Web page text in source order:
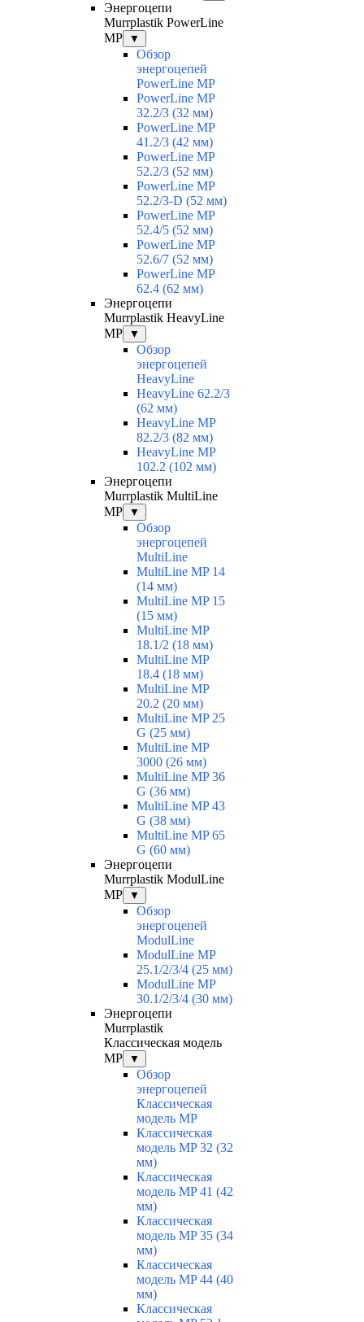
Энергоцепи
Murrplastik PowerLine
MP
▼
Обзор
энергоцепей
PowerLine MP
PowerLine MP
32.2/3 (32 мм)
PowerLine MP
41.2/3 (42 мм)
PowerLine MP
52.2/3 (52 мм)
PowerLine MP
52.2/3-D (52 мм)
PowerLine MP
52.4/5 (52 мм)
PowerLine MP
52.6/7 (52 мм)
PowerLine MP
62.4 (62 мм)
Энергоцепи
Murrplastik HeavyLine
MP
▼
Обзор
энергоцепей
HeavyLine
HeavyLine 62.2/3
(62 мм)
HeavyLine MP
82.2/3 (82 мм)
HeavyLine MP
102.2 (102 мм)
Энергоцепи
Murrplastik MultiLine
MP
▼
Обзор
энергоцепей
MultiLine
MultiLine MP 14
(14 мм)
MultiLine MP 15
(15 мм)
MultiLine MP
18.1/2 (18 мм)
MultiLine MP
18.4 (18 мм)
MultiLine MP
20.2 (20 мм)
MultiLine MP 25
G (25 мм)
MultiLine MP
3000 (26 мм)
MultiLine MP 36
G (36 мм)
MultiLine MP 43
G (38 мм)
MultiLine MP 65
G (60 мм)
Энергоцепи
Murrplastik ModulLine
MP
▼
Обзор
энергоцепей
ModulLine
ModulLine MP
25.1/2/3/4 (25 мм)
ModulLine MP
30.1/2/3/4 (30 мм)
Энергоцепи
Murrplastik
Классическая модель
MP
▼
Обзор
энергоцепей
Классическая
модель MP
Классическая
модель MP 32 (32
мм)
Классическая
модель MP 41 (42
мм)
Классическая
модель MP 35 (34
мм)
Классическая
модель MP 44 (40
мм)
Классическая